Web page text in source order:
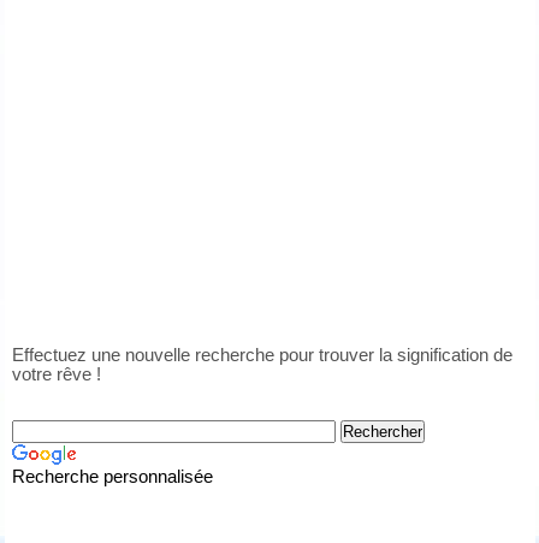
Effectuez une nouvelle recherche pour trouver la signification de
votre rêve !
Recherche personnalisée